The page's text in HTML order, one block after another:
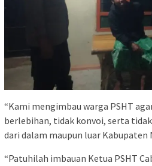
“Kami mengimbau warga PSHT
berlebihan, tidak konvoi, serta
dari dalam maupun luar Kabupaten
“Patuhilah imbauan Ketua PSHT